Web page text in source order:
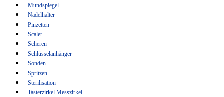
Wundhaken
Zementspatel
Mundspiegel
Nadelhalter
Pinzetten
Scaler
Scheren
Schlüsselanhänger
Sonden
Spritzen
Sterilisation
Tasterzirkel Messzirkel